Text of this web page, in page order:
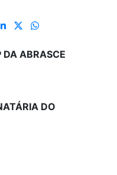
DA ABRASCE
DO